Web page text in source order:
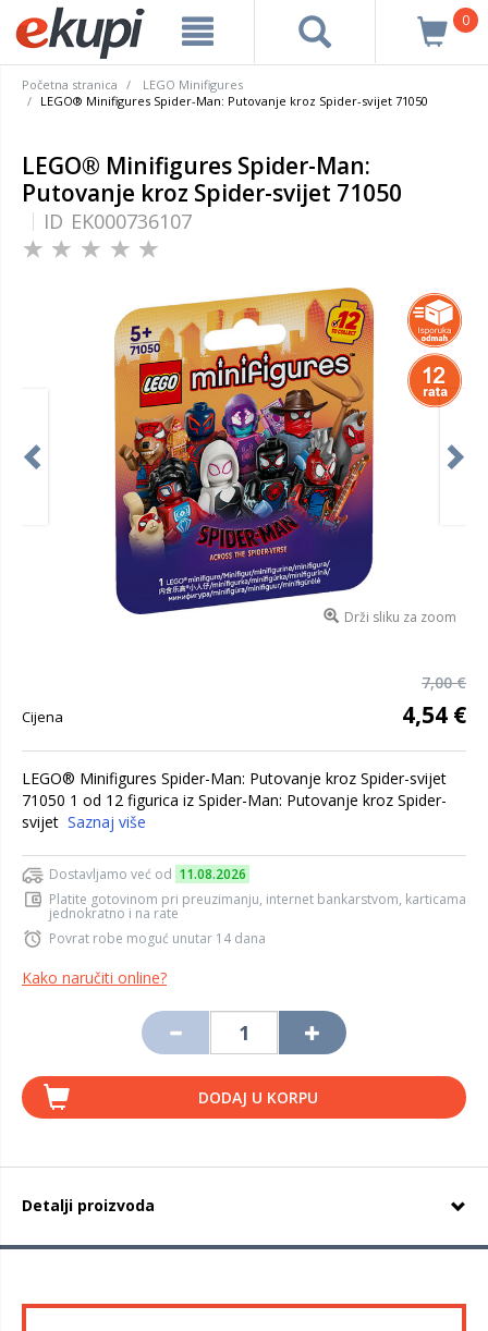
0
Početna stranica
LEGO Minifigures
LEGO® Minifigures Spider-Man: Putovanje kroz Spider-svijet 71050
LEGO® Minifigures Spider-Man:
Putovanje kroz Spider-svijet 71050
ID EK000736107
Drži sliku za zoom
7,00 €
Cijena 4,54 €
LEGO® Minifigures Spider-Man: Putovanje kroz Spider-svijet
71050 1 od 12 figurica iz Spider-Man: Putovanje kroz Spider-
svijet Saznaj više
Dostavljamo već od 11.08.2026
Platite gotovinom pri preuzimanju, internet bankarstvom, karticama
jednokratno i na rate
Povrat robe moguć unutar 14 dana
Kako naručiti online?
DODAJ U KORPU
Detalji proizvoda